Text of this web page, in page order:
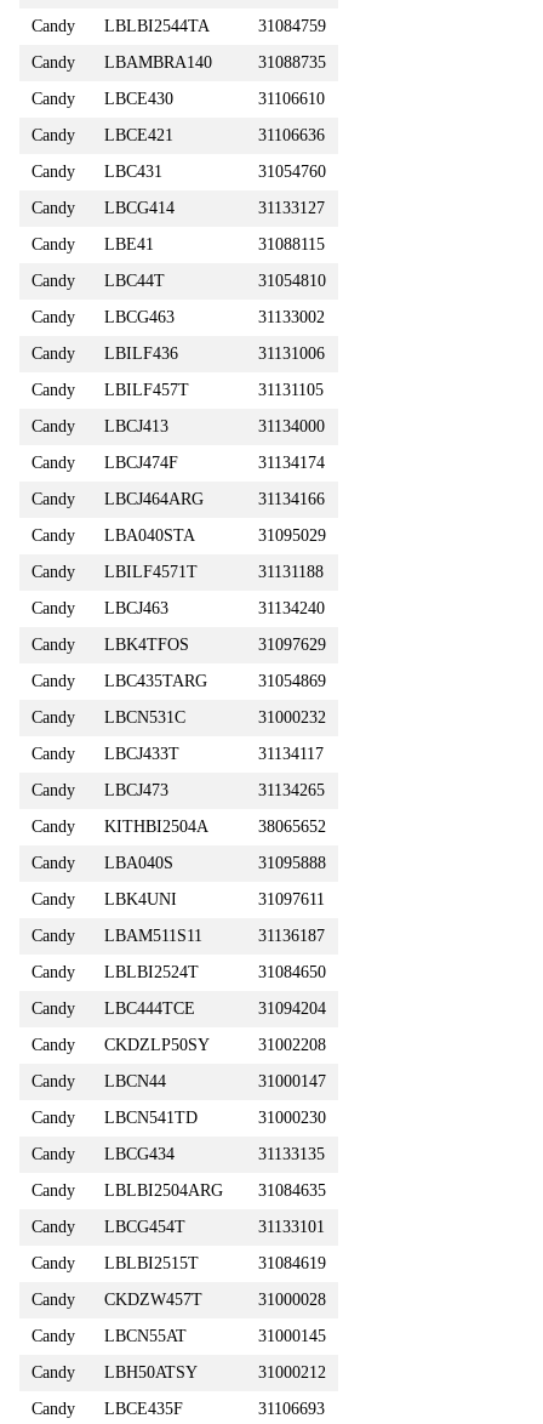
Candy
LBLBI2544TA
31084759
Candy
LBAMBRA140
31088735
Candy
LBCE430
31106610
Candy
LBCE421
31106636
Candy
LBC431
31054760
Candy
LBCG414
31133127
Candy
LBE41
31088115
Candy
LBC44T
31054810
Candy
LBCG463
31133002
Candy
LBILF436
31131006
Candy
LBILF457T
31131105
Candy
LBCJ413
31134000
Candy
LBCJ474F
31134174
Candy
LBCJ464ARG
31134166
Candy
LBA040STA
31095029
Candy
LBILF4571T
31131188
Candy
LBCJ463
31134240
Candy
LBK4TFOS
31097629
Candy
LBC435TARG
31054869
Candy
LBCN531C
31000232
Candy
LBCJ433T
31134117
Candy
LBCJ473
31134265
Candy
KITHBI2504A
38065652
Candy
LBA040S
31095888
Candy
LBK4UNI
31097611
Candy
LBAM511S11
31136187
Candy
LBLBI2524T
31084650
Candy
LBC444TCE
31094204
Candy
CKDZLP50SY
31002208
Candy
LBCN44
31000147
Candy
LBCN541TD
31000230
Candy
LBCG434
31133135
Candy
LBLBI2504ARG
31084635
Candy
LBCG454T
31133101
Candy
LBLBI2515T
31084619
Candy
CKDZW457T
31000028
Candy
LBCN55AT
31000145
Candy
LBH50ATSY
31000212
Candy
LBCE435F
31106693